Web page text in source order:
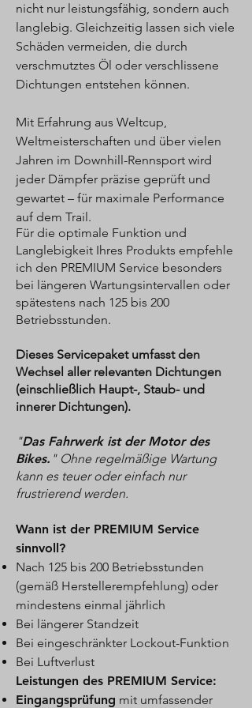
Für die optimale Funktion und
Langlebigkeit Ihres Produkts empfehle
ich den PREMIUM Service besonders
bei längeren Wartungsintervallen oder
spätestens nach 125 bis 200
Betriebsstunden.
Dieses Servicepaket umfasst den
Wechsel aller relevanten Dichtungen
(einschließlich Haupt-, Staub- und
innerer Dichtungen).
"Das Fahrwerk ist der Motor des
Bikes. " Ohne regelmäßige Wartung
kann es teuer oder einfach nur
frustrierend werden.
Wann ist der PREMIUM Service
sinnvoll?
Nach 125 bis 200 Betriebsstunden
(gemäß Herstellerempfehlung) oder
mindestens einmal jährlich
Bei längerer Standzeit
Bei eingeschränkter Lockout-Funktion
Bei Luftverlust
Leistungen des PREMIUM Service:
Eingangsprüfung mit umfassender
nicht nur leistungsfähig, sondern auch
langlebig. Gleichzeitig lassen sich viele
Schäden vermeiden, die durch
verschmutztes Öl oder verschlissene
Dichtungen entstehen können.
Mit Erfahrung aus Weltcup,
Weltmeisterschaften und über vielen
Jahren im Downhill-Rennsport wird
jeder Dämpfer präzise geprüft und
gewartet – für maximale Performance
auf dem Trail.